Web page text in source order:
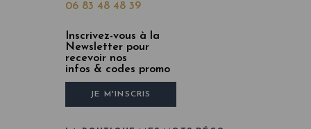
06 83 48 48 39
Inscrivez-vous à la
Newsletter pour
recevoir nos
infos & codes promo
JE M'INSCRIS